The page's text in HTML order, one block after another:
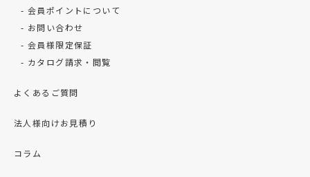
会員ポイントについて
お問い合わせ
会員様限定保証
カタログ請求・閲覧
よくあるご質問
法人様向けお見積り
コラム